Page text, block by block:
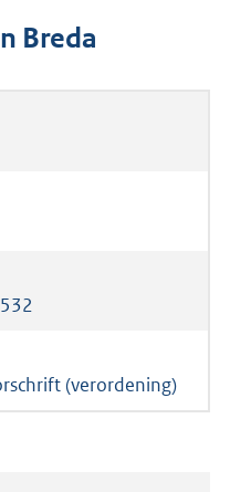
Breda
(verordening)